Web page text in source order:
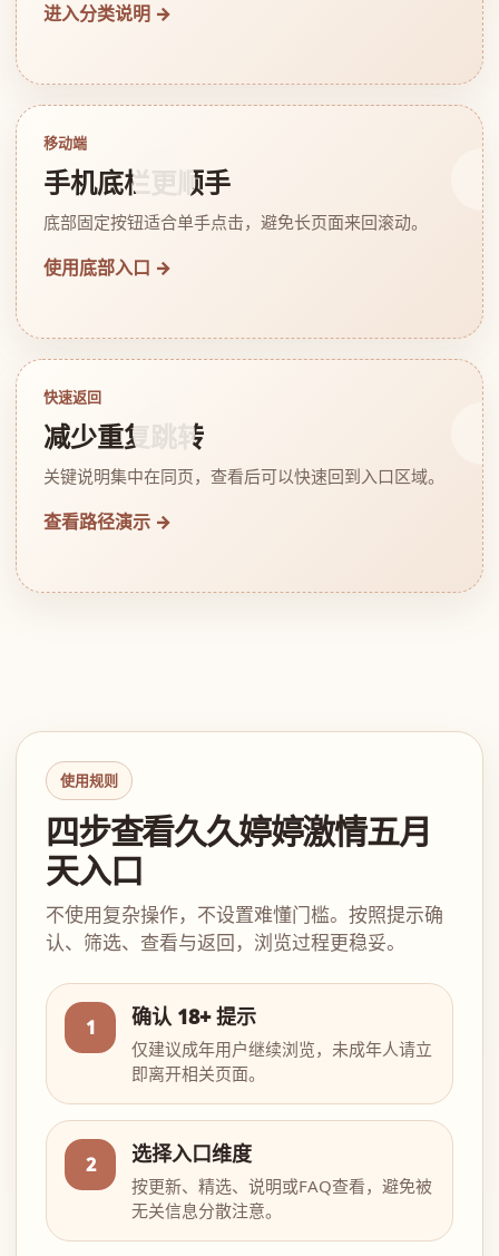
进入分类说明 →
移动端
手机底栏更顺手
底部固定按钮适合单手点击，避免长页面来回滚动。
使用底部入口 →
快速返回
减少重复跳转
关键说明集中在同页，查看后可以快速回到入口区域。
查看路径演示 →
使用规则
四步查看久久婷婷激情五月
天入口
不使用复杂操作，不设置难懂门槛。按照提示确
认、筛选、查看与返回，浏览过程更稳妥。
1 确认 18+ 提示
仅建议成年用户继续浏览，未成年人请立
即离开相关页面。
2 选择入口维度
按更新、精选、说明或FAQ查看，避免被
无关信息分散注意。